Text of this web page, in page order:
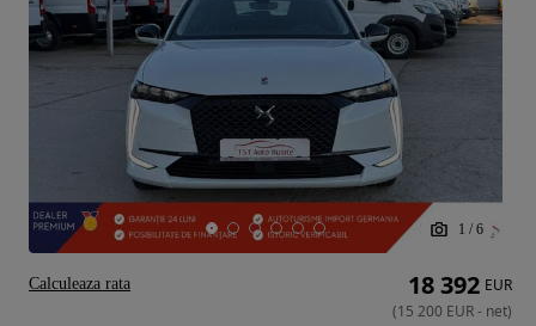
1 / 6
18 392 EUR
(15 200 EUR- net)
Calculeaza rata